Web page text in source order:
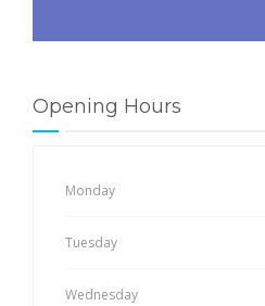
Opening Hours
Monday
Tuesday
Wednesday